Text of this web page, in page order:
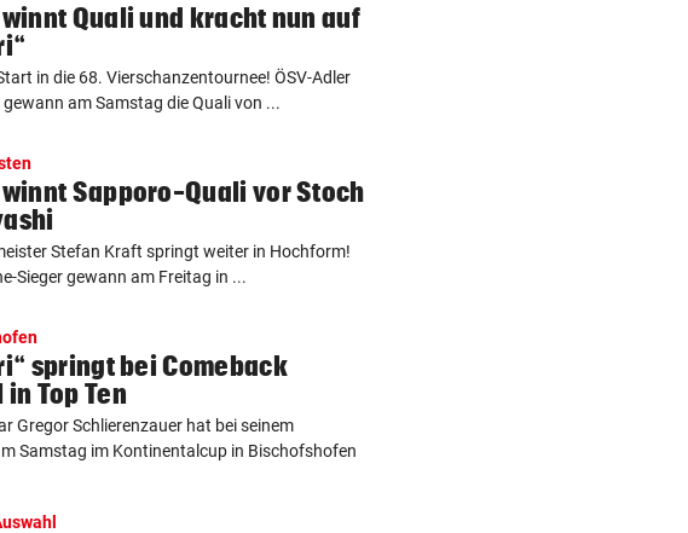
Quali und kracht nun auf
in die 68. Vierschanzentournee! ÖSV-Adler
am Samstag die Quali von ...
Sapporo-Quali vor Stoch
Stefan Kraft springt weiter in Hochform!
Sieger gewann am Freitag in ...
springt bei Comeback
Top Ten
Gregor Schlierenzauer hat bei seinem
Samstag im Kontinentalcup in Bischofshofen